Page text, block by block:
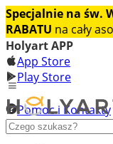
Specjalnie na św.
RABATU na cały
Holyart APP
App Store
Play Store
Pomoc i Kontakty
+48 222 922 860